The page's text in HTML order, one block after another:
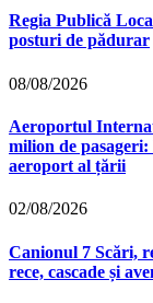
Regia Publică
posturi de pădurar
08/08/2026
Aeroportul
milion de
aeroport al țării
02/08/2026
Canionul 7 Scări,
rece, cascade și